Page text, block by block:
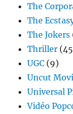
The
The
The Jokers
Thriller
UGC (9)
Uncut
Universal
Vidéo